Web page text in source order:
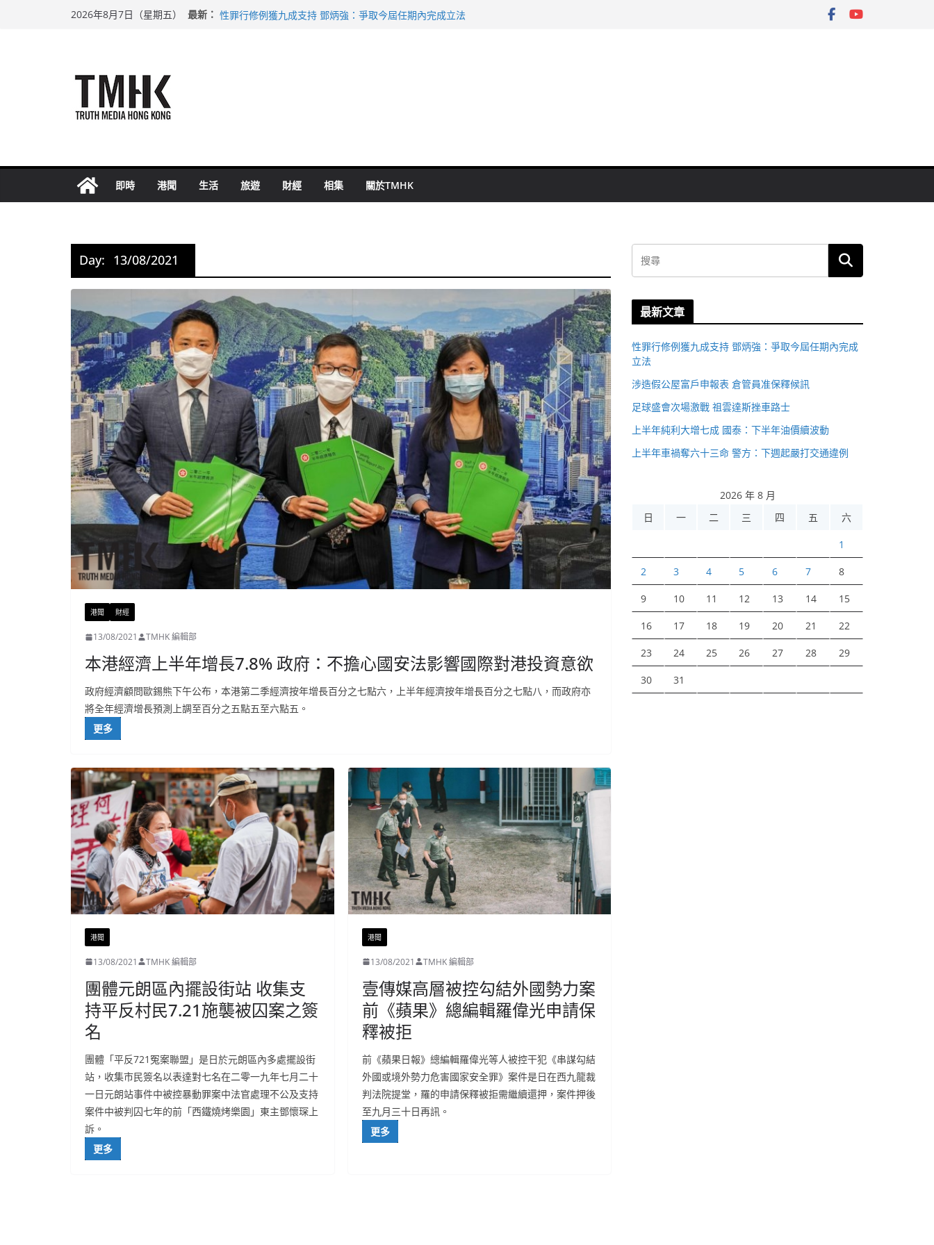
2026年8月7日（星期五） 最新： 上半年車禍奪六十三命 警方：下週起嚴打交通違例
即時 港聞 生活 旅遊 財經 相集 關於TMHK
Day: 13/08/2021
港聞 財經
13/08/2021 TMHK 編輯部
本港經濟上半年增長7.8% 政府：不擔心國安法影響國際對港投資意欲
政府經濟顧問歐錫熊下午公布，本港第二季經濟按年增長百分之七點六，上半年經濟按年增長百分之七點八，而政府亦
將全年經濟增長預測上調至百分之五點五至六點五。
更多
港聞
13/08/2021 TMHK 編輯部
團體元朗區內擺設街站 收集支
持平反村民7.21施襲被囚案之簽
名
團體「平反721冤案聯盟」是日於元朗區內多處擺設街
站，收集市民簽名以表達對七名在二零一九年七月二十
一日元朗站事件中被控暴動罪案中法官處理不公及支持
案件中被判囚七年的前「西鐵燒烤樂園」東主鄧懷琛上
訴。
更多
港聞
13/08/2021 TMHK 編輯部
壹傳媒高層被控勾結外國勢力案
前《蘋果》總編輯羅偉光申請保
釋被拒
前《蘋果日報》總編輯羅偉光等人被控干犯《串謀勾結
外國或境外勢力危害國家安全罪》案件是日在西九龍裁
判法院提堂，羅的申請保釋被拒需繼續還押，案件押後
至九月三十日再訊。
更多
最新文章
性罪行修例獲九成支持 鄧炳強：爭取今屆任期內完成
立法
涉造假公屋富戶申報表 倉管員准保釋候訊
足球盛會次場激戰 祖雲達斯挫車路士
上半年純利大增七成 國泰：下半年油價續波動
上半年車禍奪六十三命 警方：下週起嚴打交通違例
2026 年 8 月
日
一 二 三 四 五 六
1
2 3 4 5 6 7 8
9 10 11 12 13 14 15
16 17 18 19 20 21 22
23 24 25 26 27 28 29
30 31